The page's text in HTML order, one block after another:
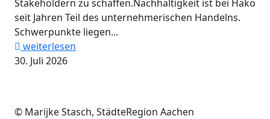
Stakeholdern zu schaffen.Nachhaltigkeit ist bei Hako
seit Jahren Teil des unternehmerischen Handelns.
Schwerpunkte liegen...
weiterlesen
30. Juli 2026
© Marijke Stasch, StädteRegion Aachen